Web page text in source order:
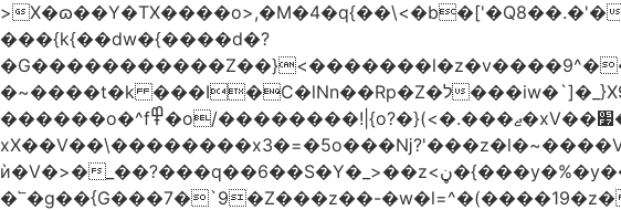
>
���{k{��dw�{����d�?
�~����t�k ���I�C�lNn��Rp�Z�ל���iw�`]�_}X9��ᨰ��}���w_����ɏ�'�ߞϿ�����{�h}y��t�'�?�~����o��
������o�^f߾�o/��������!|{o?�}(<�.���ޖ�xV��׷������·݇����^��o��M.��΍���_�?���ӓ�O~]����
ѝ�V�>�_��?���q��6��S�Y�_>��z<ڼ�{���y�%�y���f���:ޚ���s8$ �z��o7?��.?����o��ߟ륳
�՟�g��{G���7�`9�Z���z��-